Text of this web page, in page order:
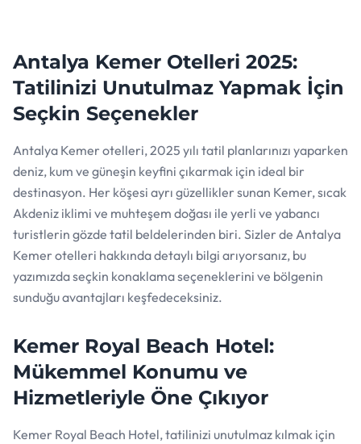
Antalya Kemer Otelleri 2025:
Tatilinizi Unutulmaz Yapmak İçin
Seçkin Seçenekler
Antalya Kemer otelleri, 2025 yılı tatil planlarınızı yaparken
deniz, kum ve güneşin keyfini çıkarmak için ideal bir
destinasyon. Her köşesi ayrı güzellikler sunan Kemer, sıcak
Akdeniz iklimi ve muhteşem doğası ile yerli ve yabancı
turistlerin gözde tatil beldelerinden biri. Sizler de Antalya
Kemer otelleri hakkında detaylı bilgi arıyorsanız, bu
yazımızda seçkin konaklama seçeneklerini ve bölgenin
sunduğu avantajları keşfedeceksiniz.
Kemer Royal Beach Hotel:
Mükemmel Konumu ve
Hizmetleriyle Öne Çıkıyor
Kemer Royal Beach Hotel, tatilinizi unutulmaz kılmak için